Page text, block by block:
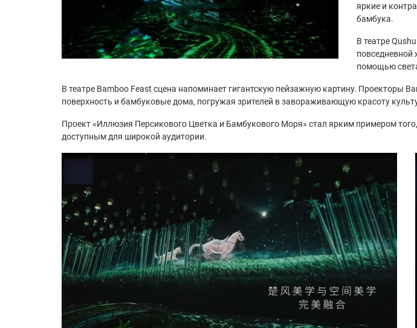
яркие и
бамбука.
В театре
повседневной
помощью
В театре Bamboo Feast сцена напоминает гигантскую пейзажную картину. Проекторы
поверхность и бамбуковые дома, погружая зрителей в завораживающую красоту
Проект «Иллюзия Персикового Цветка и Бамбукового Моря» стал ярким примером
доступным для широкой аудитории.